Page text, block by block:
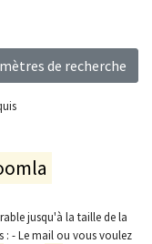
de recherche
jusqu'à la taille de la
: - Le mail ou vous voulez